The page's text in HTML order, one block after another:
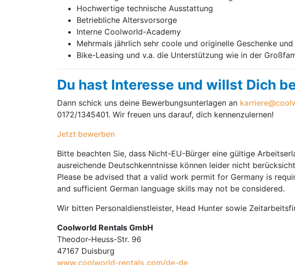
Hochwertige technische Ausstattung
Betriebliche Altersvorsorge
Interne Coolworld-Academy
Mehrmals jährlich sehr coole und originelle Geschenke
Bike-Leasing und v.a. die Unterstützung wie in der
Du hast Interesse und willst Dich
Dann schick uns deine Bewerbungsunterlagen an
0172/1345401. Wir freuen uns darauf, dich kennenzulernen!
Jetzt bewerben
Bitte beachten Sie, dass Nicht-EU-Bürger eine gültige
ausreichende Deutschkenntnisse können leider nicht
Please be advised that a valid work permit for Germany is
and sufficient German language skills may not be considered.
Wir bitten Personaldienstleister, Head Hunter sowie
Coolworld Rentals GmbH
Theodor-Heuss-Str. 96
47167 Duisburg
www.coolworld-rentals.com/de-de